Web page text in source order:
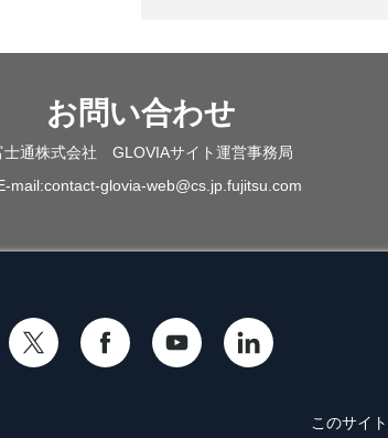
お問い合わせ
士通株式会社 GLOVIAサイト運営事務局
mail:contact-glovia-web@cs.jp.fujitsu.com
このサイ